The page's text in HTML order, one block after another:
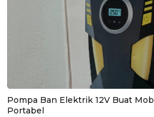
Pompa Ban Elektrik 12V Buat
Portabel